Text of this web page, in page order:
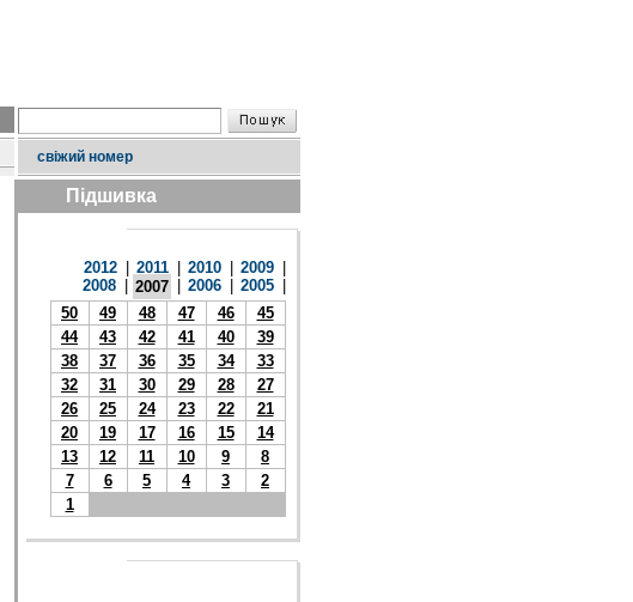
свіжий номер
Підшивка
2012 2011 2010 2009
2008
2007 2006 2005
50
49 48 47 46
45
44
43 42 41 40
39
38
37 36 35 34
33
32
31 30 29 28
27
26
25 24 23 22
21
20
19 17 16 15
14
13
12 11 10 9
8
7
6 5 4 3
2
1